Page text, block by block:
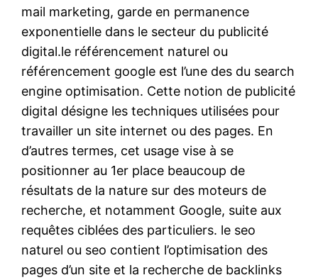
mail marketing, garde en permanence
exponentielle dans le secteur du publicité
digital.le référencement naturel ou
référencement google est l’une des du search
engine optimisation. Cette notion de publicité
digital désigne les techniques utilisées pour
travailler un site internet ou des pages. En
d’autres termes, cet usage vise à se
positionner au 1er place beaucoup de
résultats de la nature sur des moteurs de
recherche, et notamment Google, suite aux
requêtes ciblées des particuliers. le seo
naturel ou seo contient l’optimisation des
pages d’un site et la recherche de backlinks